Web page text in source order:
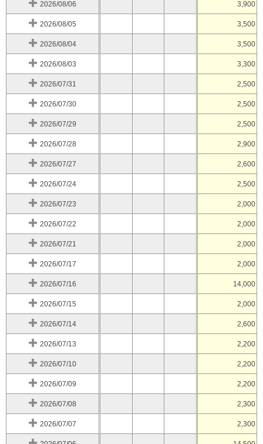
2026/08/06 3,900
2026/08/05 3,500
2026/08/04 3,500
2026/08/03 3,300
2026/07/31 2,500
2026/07/30 2,500
2026/07/29 2,500
2026/07/28 2,900
2026/07/27 2,600
2026/07/24 2,500
2026/07/23 2,000
2026/07/22 2,000
2026/07/21 2,000
2026/07/17 2,000
2026/07/16 14,000
2026/07/15 2,000
2026/07/14 2,600
2026/07/13 2,200
2026/07/10 2,200
2026/07/09 2,200
2026/07/08 2,300
2026/07/07 2,300